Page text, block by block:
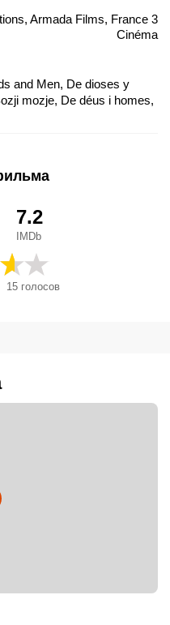
Armada Films, France 3
Cinéma
and Men, De dioses y
mozje, De déus i homes,
Uomini di Dio, Von
人神之間, 神々と男たち,
15 голосов
7.2
IMDb